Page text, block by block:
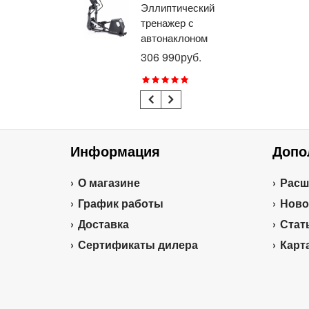
Эллиптический
тренажер с
автонаклоном
профессиональный
BRONZE GYM
E1000M PRO
TURBO (new)
306 990руб.
Информация
О магазине
График работы
Доставка
Сертификаты дилера